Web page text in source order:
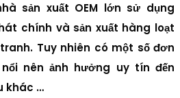
sản xuất OEM lớn sử dụng
chính và sản xuất hàng loạt
Tuy nhiên có một số đơn
nên ảnh hưởng uy tín đến
khác …